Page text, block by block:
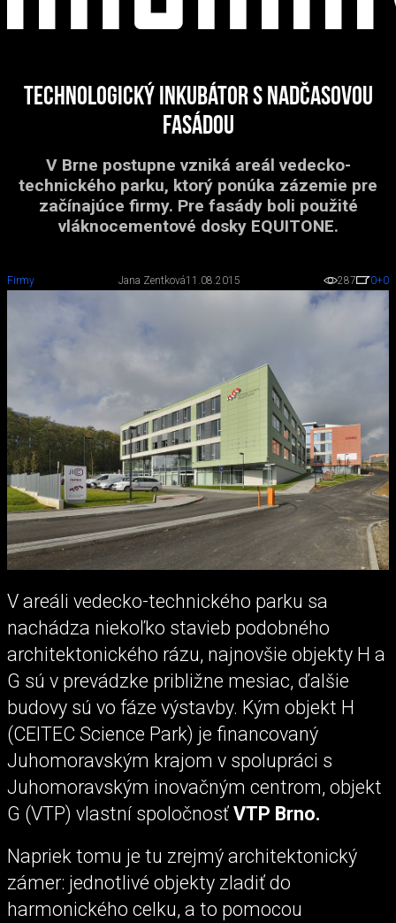
Technologický inkubátor s nadčasovou
fasádou
V Brne postupne vzniká areál vedecko-
technického parku, ktorý ponúka zázemie pre
začínajúce firmy. Pre fasády boli použité
vláknocementové dosky EQUITONE.
Firmy Jana Zentková11.08.2015 287 0+0
V areáli vedecko-technického parku sa
nachádza niekoľko stavieb podobného
architektonického rázu, najnovšie objekty H a
G sú v prevádzke približne mesiac, ďalšie
budovy sú vo fáze výstavby. Kým objekt H
(CEITEC Science Park) je financovaný
Juhomoravským krajom v spolupráci s
Juhomoravským inovačným centrom, objekt
G (VTP) vlastní spoločnosť VTP Brno.
Napriek tomu je tu zrejmý architektonický
zámer: jednotlivé objekty zladiť do
harmonického celku, a to pomocou